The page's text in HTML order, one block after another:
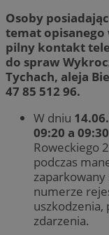
Osoby
temat opisanego
pilny kontakt
do spraw
Tychach, aleja
47 85 512 96.
W dniu
09:20 a
Roweckiego
podczas
numerze
uszkodzenia,
zdarzenia.